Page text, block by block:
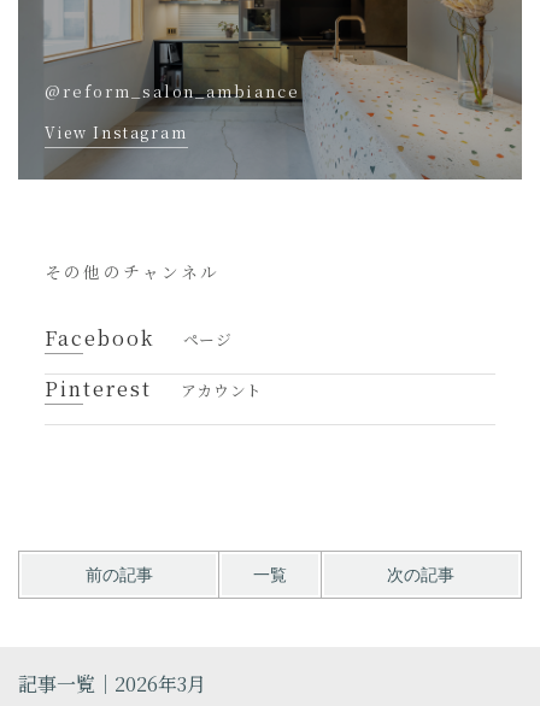
@reform_salon_ambiance
View Instagram
その他のチャンネル
Facebook ページ
Pinterest アカウント
前の記事 一覧 次の記事
記事一覧｜2026年3月